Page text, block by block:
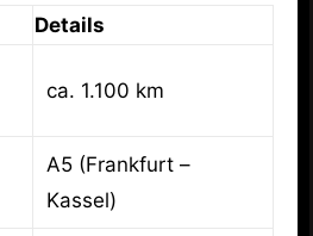
Details
ca. 1.100 km
A5 (Frankfurt –
Kassel)